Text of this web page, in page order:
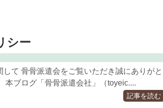
シー
て 骨骨派遣会をご覧いただき誠にありがと
本ブログ「骨骨派遣会社」（toyeic....
記事を読む